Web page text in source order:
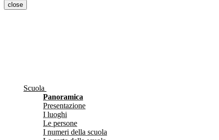
close
Scuola
Panoramica
Presentazione
I luoghi
Le persone
I numeri della scuola